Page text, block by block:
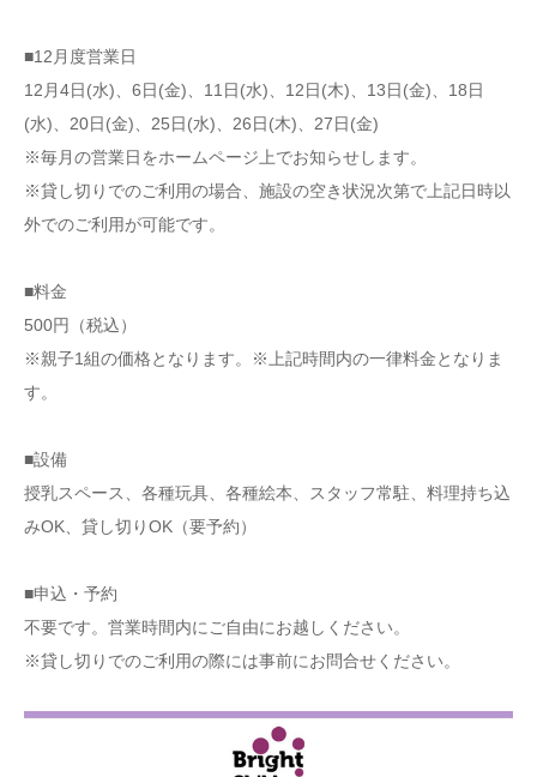
■12月度営業日
12月4日(水)、6日(金)、11日(水)、12日(木)、13日(金)、18日
(水)、20日(金)、25日(水)、26日(木)、27日(金)
※毎月の営業日をホームページ上でお知らせします。
※貸し切りでのご利用の場合、施設の空き状況次第で上記日時以
外でのご利用が可能です。
■料金
500円（税込）
※親子1組の価格となります。※上記時間内の一律料金となりま
す。
■設備
授乳スペース、各種玩具、各種絵本、スタッフ常駐、料理持ち込
みOK、貸し切りOK（要予約）
■申込・予約
不要です。営業時間内にご自由にお越しください。
※貸し切りでのご利用の際には事前にお問合せください。